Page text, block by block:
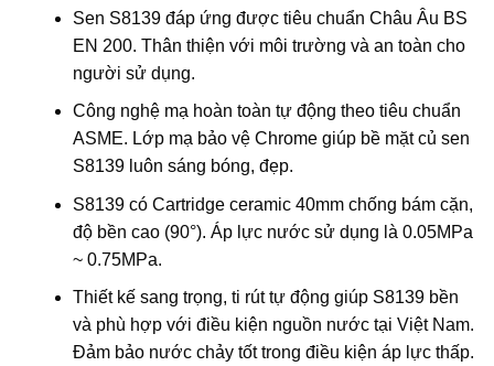
Sen S8139 đáp ứng được tiêu chuẩn Châu Âu BS
EN 200. Thân thiện với môi trường và an toàn cho
người sử dụng.
Công nghệ mạ hoàn toàn tự động theo tiêu chuẩn
ASME. Lớp mạ bảo vệ Chrome giúp bề mặt củ sen
S8139 luôn sáng bóng, đẹp.
S8139 có Cartridge ceramic 40mm chống bám cặn,
độ bền cao (90°). Áp lực nước sử dụng là 0.05MPa
~ 0.75MPa.
Thiết kế sang trọng, ti rút tự động giúp S8139 bền
và phù hợp với điều kiện nguồn nước tại Việt Nam.
Đảm bảo nước chảy tốt trong điều kiện áp lực thấp.